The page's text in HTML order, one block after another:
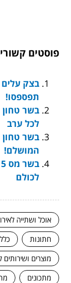
פוסטים
בצק עלים
תפספסו!
בשר
לכל ערב
בשר טחון
המושלם!
לכולם
אוכל ושתייה
חתונות
מוצרים ושירותים
מתכונים